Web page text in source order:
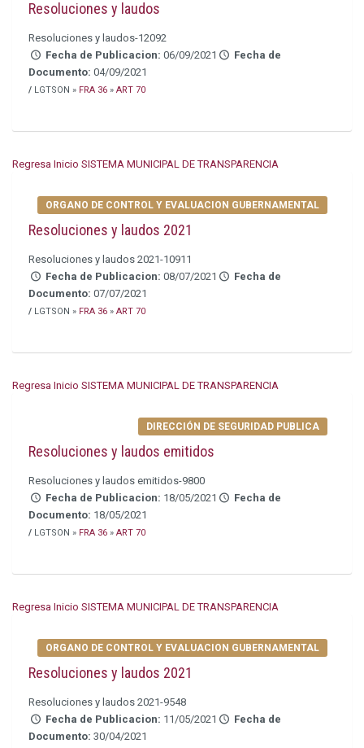
Resoluciones y laudos
Resoluciones y laudos-12092
Fecha de Publicacion:06/09/2021
Fecha de
Documento: 04/09/2021
/ LGTSON » FRA 36 » ART 70
Regresa Inicio SISTEMA MUNICIPAL DE TRANSPARENCIA
ORGANO DE CONTROL Y EVALUACION GUBERNAMENTAL
Resoluciones y laudos 2021
Resoluciones y laudos 2021-10911
Fecha de Publicacion:08/07/2021
Fecha de
Documento: 07/07/2021
/ LGTSON » FRA 36 » ART 70
Regresa Inicio SISTEMA MUNICIPAL DE TRANSPARENCIA
DIRECCIÓN DE SEGURIDAD PUBLICA
Resoluciones y laudos emitidos
Resoluciones y laudos emitidos-9800
Fecha de Publicacion: 18/05/2021
Fecha de
Documento: 18/05/2021
/ LGTSON » FRA 36 » ART 70
Regresa Inicio SISTEMA MUNICIPAL DE TRANSPARENCIA
ORGANO DE CONTROL Y EVALUACION GUBERNAMENTAL
Resoluciones y laudos 2021
Resoluciones y laudos 2021-9548
Fecha de Publicacion: 11/05/2021
Fecha de
Documento: 30/04/2021